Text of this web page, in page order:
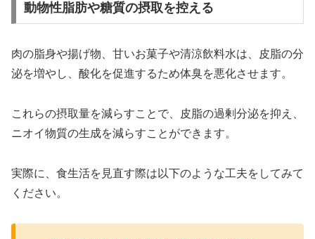
動物性脂肪や糖質の摂取を控える
肉の脂身や揚げ物、甘いお菓子や清涼飲料水は、皮脂の分
泌を増やし、酸化を促進するため体臭を悪化させます。
これらの摂取量を減らすことで、皮脂の過剰分泌を抑え、
ニオイ物質の生成を減らすことができます。
実際に、食生活を見直す際は以下のような工夫をしてみて
ください。